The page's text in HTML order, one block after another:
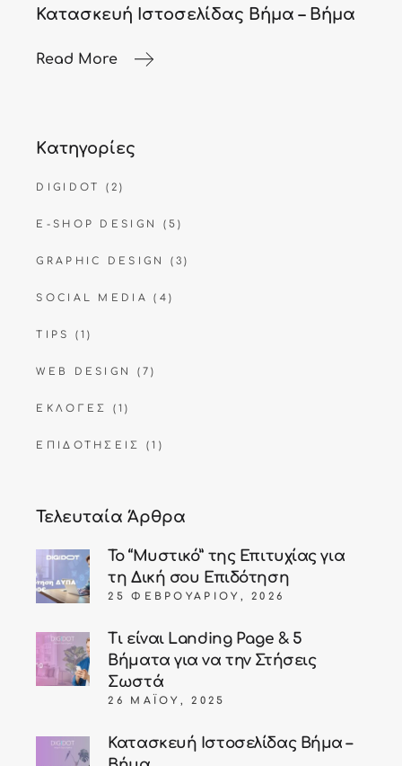
Κατασκευή Ιστοσελίδας Βήμα – Βήμα
Read More
Kατηγορίες
DIGIDOT (2)
E-SHOP DESIGN (5)
GRAPHIC DESIGN (3)
SOCIAL MEDIA (4)
TIPS (1)
WEB DESIGN (7)
ΕΚΛΟΓΈΣ (1)
ΕΠΙΔΟΤΉΣΕΙΣ (1)
Τελευταία Άρθρα
Το “Μυστικό” της Επιτυχίας για
τη Δική σου Επιδότηση
25 ΦΕΒΡΟΥΑΡΊΟΥ, 2026
Τι είναι Landing Page & 5
Βήματα για να την Στήσεις
Σωστά
26 ΜΑΪ́ΟΥ, 2025
Κατασκευή Ιστοσελίδας Βήμα –